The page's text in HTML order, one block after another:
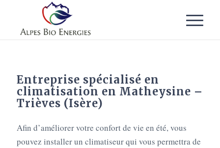
Entreprise spécialisé en
climatisation en Matheysine –
Trièves (Isère)
Afin d’améliorer votre confort de vie en été, vous
pouvez installer un climatiseur qui vous permettra de